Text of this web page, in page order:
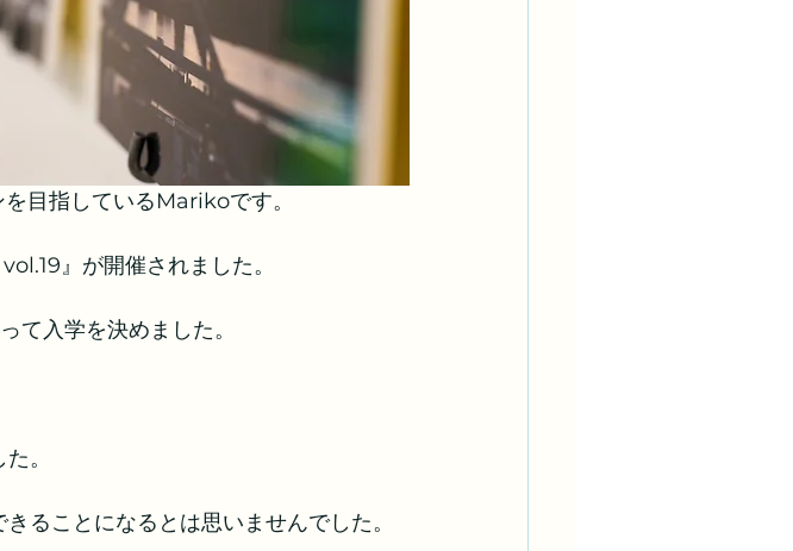
目指しているMarikoです。
』が開催されました。
て入学を決めました。
。
ることになるとは思いませんでした。